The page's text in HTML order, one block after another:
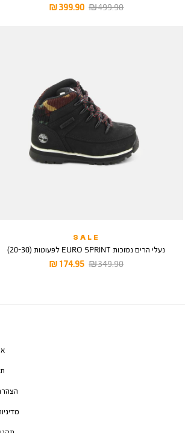
מחיר
399.90 ₪
מחיר
499.90 ₪
SALE
נעלי הרים נמוכות EURO SPRINT לפעוטות (20-30)
מחיר
174.95 ₪
מחיר
349.90 ₪